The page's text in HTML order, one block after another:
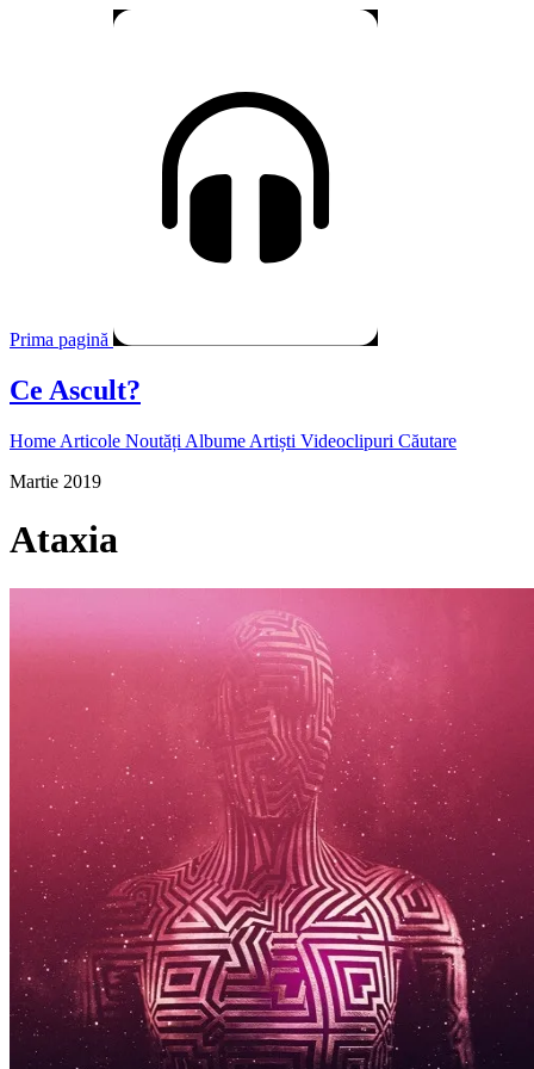
Prima pagină
Ce Ascult?
Home Articole Noutăți Albume Artiști Videoclipuri Căutare
Martie 2019
Ataxia
Pagina externă
Pagina externă
Harlequin_Jack
Alți artiști pe acest album
Andrei Hategan
Pagina externă
Pagina externă Pagina externă
Pagina
externă
Pagina externă